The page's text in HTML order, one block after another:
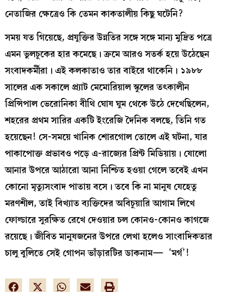
নেতাজির ক্ষেত্রেও কি তেমন কাকতালীয় কিছু ঘটেনি?
সময় যত গিয়েছে, প্রযুক্তির উন্নতির সঙ্গে সঙ্গে মান্য মুদ্রিত পত্রে
এমন ভুলচুকের হার কমেছে। ক্রমে আরও সতর্ক হয়ে উঠেছেন
সংবাদকর্মীরা। এই কলকাতাও তার বাইরে থাকেনি। ১৯৮৮
সালের এক সকালে প্র্যাট মেমোরিয়াল স্কুলের তৎকালীন
প্রিন্সিপাল ভেরোনিকা বীথি ঘোষ ঘুম থেকে উঠে দেখেছিলেন,
শহরের প্রথম সারির একটি ইংরেজি দৈনিক বলছে, তিনি গত
হয়েছেন! সে-সময়ে খানিক শোরগোল তোলে এই ঘটনা, যার
পাকাপোক্ত প্রভাবও পড়ে এ-রাজ্যের প্রিন্ট মিডিয়ায়। ষোলো
আনার উপরে আঠারো আনা নিশ্চিত হওয়া গেলে তবেই এখন
কোনো মৃত্যুসংবাদ পাতায় বসে। তবে কি না মানুষ যেহেতু
মরণশীল, তাই বিখ্যাত ব্যক্তিদের অবিচুয়ারি আগাম লিখে
ফোল্ডারে সুরক্ষিত রেখে দেওয়ার চল কোনও-কোনও কাগজে
রয়েছে। জীবিত মানুষজনের উপরে লেখা হলেও সাংবাদিকতার
চালু বুলিতে সেই গোপন ভাঁড়ারটির ডাকনাম— ‘মর্গ’!